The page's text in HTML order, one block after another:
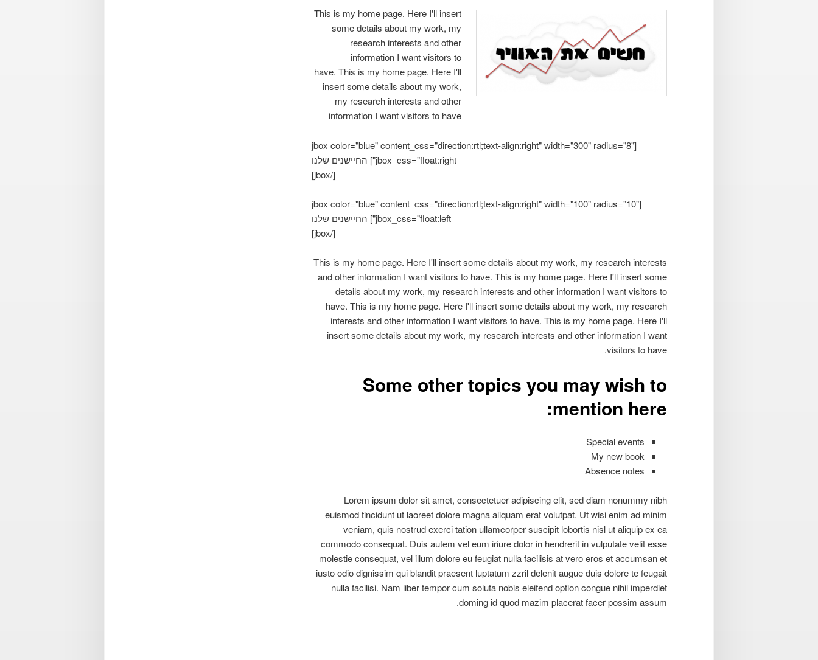
This is my home page. Here I'll insert
some details about my work, my
research interests and other
information I want visitors to
have. This is my home page. Here I'll
insert some details about my work,
my research interests and other
information I want visitors to have
[jbox color="blue" content_css="direction:rtl;text-align:right" width="300" radius="8"
jbox_css="float:right"] החיישנים שלנו
[/jbox]
[jbox color="blue" content_css="direction:rtl;text-align:right" width="100" radius="10"
jbox_css="float:left"] החיישנים שלנו
[/jbox]
This is my home page. Here I'll insert some details about my work, my research interests
and other information I want visitors to have. This is my home page. Here I'll insert some
details about my work, my research interests and other information I want visitors to
have. This is my home page. Here I'll insert some details about my work, my research
interests and other information I want visitors to have. This is my home page. Here I'll
insert some details about my work, my research interests and other information I want
visitors to have.
Some other topics you may wish to
mention here:
Special events
My new book
Absence notes
Lorem ipsum dolor sit amet, consectetuer adipiscing elit, sed diam nonummy nibh
euismod tincidunt ut laoreet dolore magna aliquam erat volutpat. Ut wisi enim ad minim
veniam, quis nostrud exerci tation ullamcorper suscipit lobortis nisl ut aliquip ex ea
commodo consequat. Duis autem vel eum iriure dolor in hendrerit in vulputate velit esse
molestie consequat, vel illum dolore eu feugiat nulla facilisis at vero eros et accumsan et
iusto odio dignissim qui blandit praesent luptatum zzril delenit augue duis dolore te feugait
nulla facilisi. Nam liber tempor cum soluta nobis eleifend option congue nihil imperdiet
doming id quod mazim placerat facer possim assum.